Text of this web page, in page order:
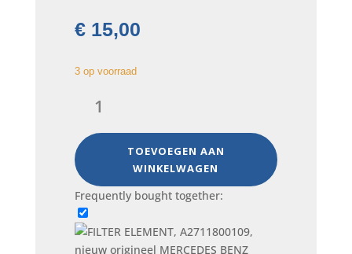
€15,00
3 op voorraad
ELEMENT,
nieuw
origineel
MERCEDES
BENZ
aantal
TOEVOEGEN AAN
WINKELWAGEN
Frequently bought together: